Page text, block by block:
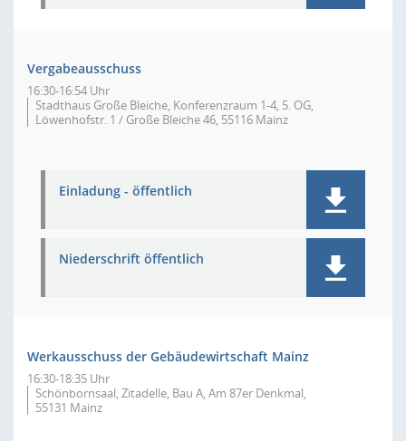
Vergabeausschuss
16:30-16:54 Uhr
Stadthaus Große Bleiche, Konferenzraum 1-4, 5. OG,
Löwenhofstr. 1 / Große Bleiche 46, 55116 Mainz
Einladung - öffentlich
Niederschrift öffentlich
Werkausschuss der Gebäudewirtschaft Mainz
16:30-18:35 Uhr
Schönbornsaal, Zitadelle, Bau A, Am 87er Denkmal,
55131 Mainz